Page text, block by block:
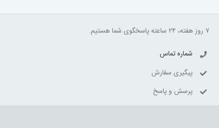
۷ روز هفته، ۲۴ ساعته پاسخگوی شما هستیم.
شماره تماس
پیگیری سفارش
پرسش و پاسخ